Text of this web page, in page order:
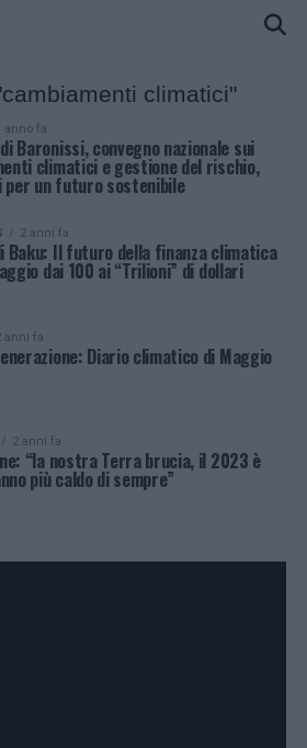
climatici"
anno fa
Baronissi, convegno nazionale sui
climatici e gestione del rischio,
per un futuro sostenibile
2 anni fa
Baku: Il futuro della finanza climatica
dai 100 ai “Trilioni” di dollari
anni fa
Diario climatico di Maggio
2 anni fa
“la nostra Terra brucia, il 2023 è
più caldo di sempre”